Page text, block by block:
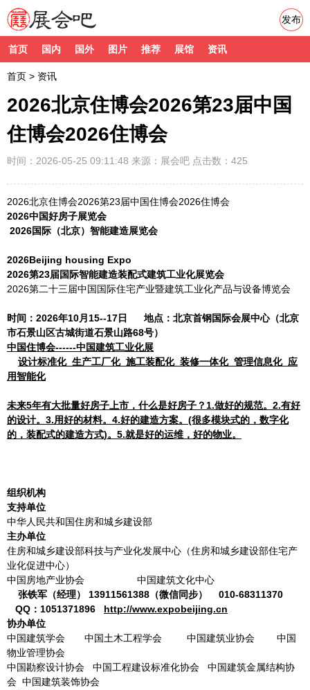
首页 国内 国外 图片 推荐 展馆 资讯
发布
首页 > 资讯
2026北京住博会2026第23届中国
住博会2026住博会
时间：2026-05-25 09:11:48 来源： 展会吧 点击数：425
2026北京住博会2026第23届中国住博会2026住博会
2026中国好房子展览会
2026国际（北京）智能建造展览会
2026Beijing housing Expo
2026第23届国际智能建造装配式建筑工业化展览会
2026第二十三届中国国际住宅产业暨建筑工业化产品与设备博览会
时间：2026年10月 15--17日 地点：北京首钢国际会展中心（北京
市石景山区古城街道石景山路68号）
中国住博会------中国建筑工业化展
设计标准化 生产工厂化 施工装配化 装修一体化 管理信息化 应
用智能化
未来5年有大批量好房子上市，什么是好房子？ 1.做好的规范。2.有好
的设计。3.用好的材料。4.好的建造方案。(很多模块式的，数字化
的，装配式的建造方式)。5.就是好的运维，好的物业。
组织机构
支持单位
中华人民共和国住房和城乡建设部
主办单位
住房和城乡建设部科技与产业化发展中心（住房和城乡建设部住宅产
业化促进中心）
中国房地产业协会 中国建筑文化中心
张铁军（经理） 13911561388（微信同步） 010-68311370
QQ：1051371896 http://www.expobeijing.cn
协办单位
中国建筑学会 中国土木工程学会 中国建筑业协会 中国
物业管理协会
中国勘察设计协会 中国工程建设标准化协会 中国建筑金属结构协
会 中国建筑装饰协会